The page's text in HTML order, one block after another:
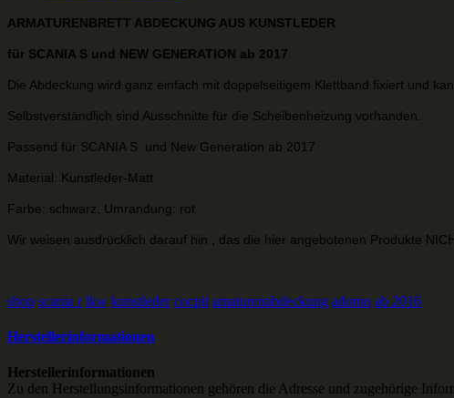
ARMATURENBRETT ABDECKUNG AUS KUNSTLEDER
für SCANIA S und NEW GENERATION ab 2017
Die Abdeckung wird ganz einfach mit doppelseitigem Klettband fixiert und
Selbstverständlich sind Ausschnitte für die Scheibenheizung vorhanden.
Passend für SCANIA S und New Generation ab 2017
Material: Kunstleder-Matt
Farbe: schwarz, Umrandung: rot
Wir weisen ausdrücklich darauf hin , das die hier angebotenen Produkte
shop scania r lkw kunstleder cocpit amaturenabdeckung adomo ab 2016
Herstellerinformationen
Herstellerinformationen
Zu den Herstellungsinformationen gehören die Adresse und zugehörige